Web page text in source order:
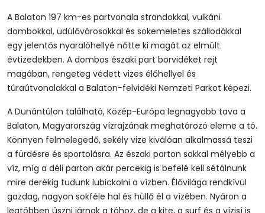
A Balaton 197 km-es partvonala strandokkal, vulkáni
dombokkal, üdülővárosokkal és sokemeletes szállodákkal
egy jelentős nyaralóhellyé nőtte ki magát az elmúlt
évtizedekben. A dombos északi part borvidéket rejt
magában, rengeteg védett vizes élőhellyel és
túraútvonalakkal a Balaton-felvidéki Nemzeti Parkot képezi.
A Dunántúlon található, Közép-Európa legnagyobb tava a
Balaton, Magyarország vízrajzának meghatározó eleme a tó.
Könnyen felmelegedő, sekély vize kiválóan alkalmassá teszi
a fürdésre és sportolásra. Az északi parton sokkal mélyebb a
víz, míg a déli parton akár percekig is befelé kell sétálnunk
mire derékig tudunk lubickolni a vízben. Élővilága rendkívül
gazdag, nagyon sokféle hal és hüllő él a vízében. Nyáron a
legtöbben úszni járnak a tóhoz, de a kite, a surf és a vízisí is